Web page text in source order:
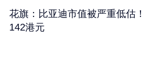
花旗：比亚迪市值被严重低估
142港元